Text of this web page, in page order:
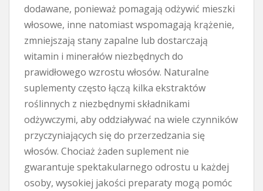
dodawane, ponieważ pomagają odżywić mieszki
włosowe, inne natomiast wspomagają krążenie,
zmniejszają stany zapalne lub dostarczają
witamin i minerałów niezbędnych do
prawidłowego wzrostu włosów. Naturalne
suplementy często łączą kilka ekstraktów
roślinnych z niezbędnymi składnikami
odżywczymi, aby oddziaływać na wiele czynników
przyczyniających się do przerzedzania się
włosów. Chociaż żaden suplement nie
gwarantuje spektakularnego odrostu u każdej
osoby, wysokiej jakości preparaty mogą pomóc